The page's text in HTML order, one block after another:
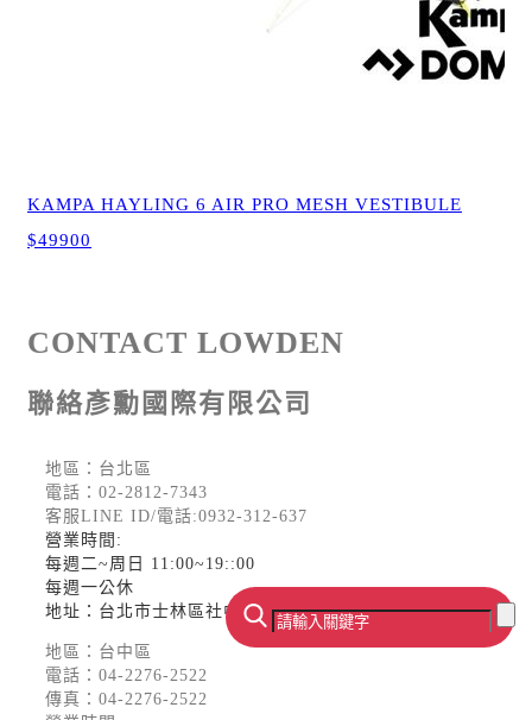
KAMPA HAYLING 6 AIR PRO MESH VESTIBULE
$49900
CONTACT LOWDEN
聯絡彥勳國際有限公司
地區：台北區
電話： 02-2812-7343
客服LINE ID/電話:0932-312-637
營業時間:
每週二~周日 11:00~19::00
每週一公休
地址：台北市士林區社中街470號2樓
地區：台中區
電話： 04-2276-2522
傳真：04-2276-2522